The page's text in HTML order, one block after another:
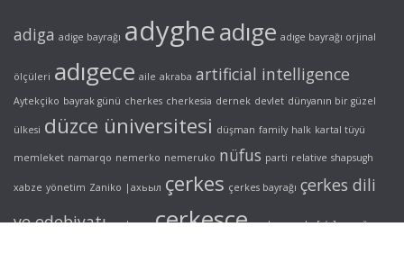
adiga adige bayrağı adygheadıge adıge bayrağı orjinal
ölçüleri adıgece aile akraba artificial intelligence
Aytekçiko bayrak günü cherkes cherkesia dernek devlet dünyanın bir güzel
ülkesi düzce üniversitesi düşman family halk kartal tüyü
memleket namarqo nemerko nemeruko nüfus parti relative shapsugh
xabze yönetim Zaniko |ахьыл çerkes çerkes bayrağı çerkes dili
ve edebiyatı çerkesya çerkesçe çerkez çerke[s/z] şapsığ